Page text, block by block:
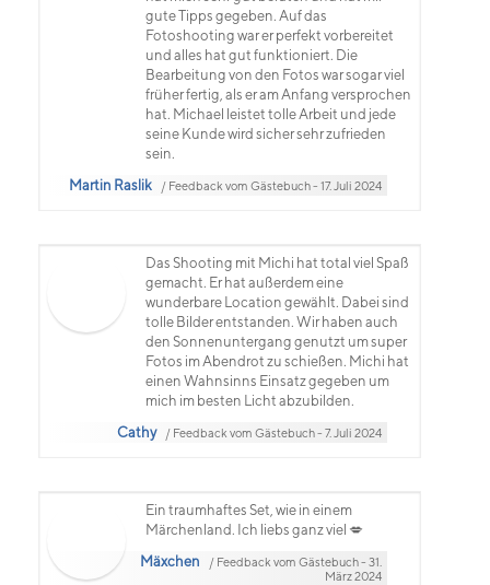
gute Tipps gegeben. Auf das
Fotoshooting war er perfekt vorbereitet
und alles hat gut funktioniert. Die
Bearbeitung von den Fotos war sogar viel
früher fertig, als er am Anfang versprochen
hat. Michael leistet tolle Arbeit und jede
seine Kunde wird sicher sehr zufrieden
sein.
Martin Raslik
/ Feedback vom Gästebuch - 17. Juli 2024
Das Shooting mit Michi hat total viel Spaß
gemacht. Er hat außerdem eine
wunderbare Location gewählt. Dabei sind
tolle Bilder entstanden. Wir haben auch
den Sonnenuntergang genutzt um super
Fotos im Abendrot zu schießen. Michi hat
einen Wahnsinns Einsatz gegeben um
mich im besten Licht abzubilden.
Cathy
/ Feedback vom Gästebuch - 7. Juli 2024
Ein traumhaftes Set, wie in einem
Märchenland. Ich liebs ganz viel 💋
Mäxchen
/ Feedback vom Gästebuch - 31.
März 2024